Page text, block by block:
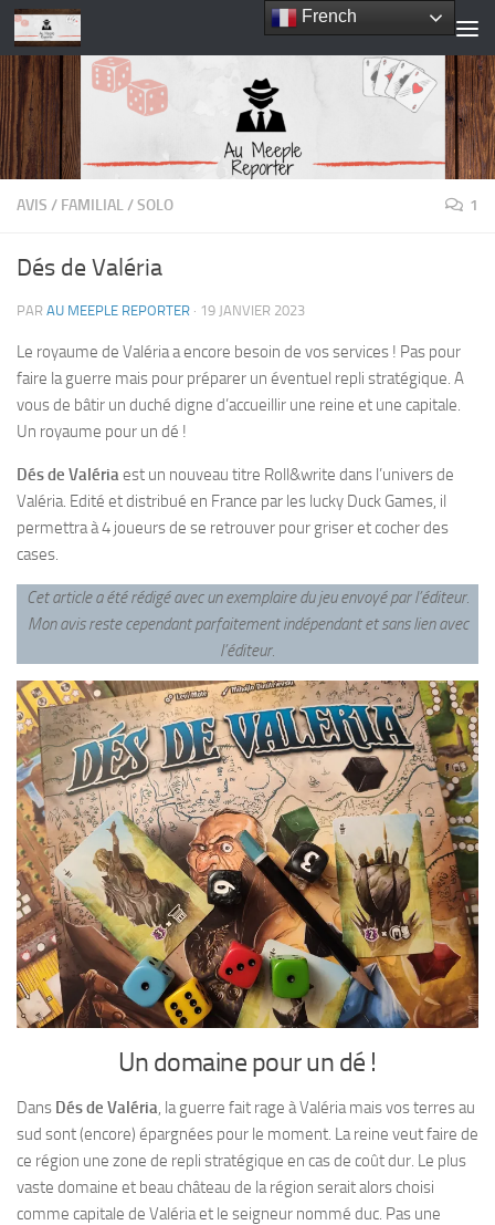
Skip to content
AVIS / FAMILIAL/SOLO 1
Dés de Valéria
PAR AU MEEPLE REPORTER · 19 JANVIER 2023
Le royaume de Valéria a encore besoin de vos services ! Pas pour
faire la guerre mais pour préparer un éventuel repli stratégique. A
vous de bâtir un duché digne d’accueillir une reine et une capitale.
Un royaume pour un dé !
Dés de Valériaest un nouveau titre Roll&write dans l’univers de
Valéria. Edité et distribué en France par les lucky Duck Games, il
permettra à 4 joueurs de se retrouver pour griser et cocher des
cases.
Cet article a été rédigé avec un exemplaire du jeu envoyé par l’éditeur.
Mon avis reste cependant parfaitement indépendant et sans lien avec
l’éditeur.
Un domaine pour un dé !
Dans Dés de Valéria, la guerre fait rage à Valéria mais vos terres au
sud sont (encore) épargnées pour le moment. La reine veut faire de
ce région une zone de repli stratégique en cas de coût dur. Le plus
vaste domaine et beau château de la région serait alors choisi
comme capitale de Valéria et le seigneur nommé duc. Pas une
French